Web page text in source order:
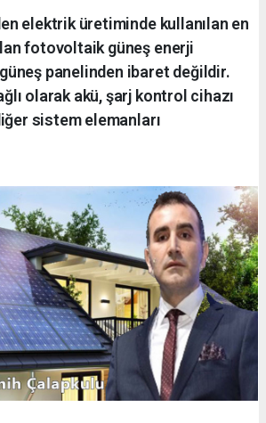
elektrik üretiminde kullanılan en
fotovoltaik güneş enerji
panelinden ibaret değildir.
olarak akü, şarj kontrol cihazı
sistem elemanları